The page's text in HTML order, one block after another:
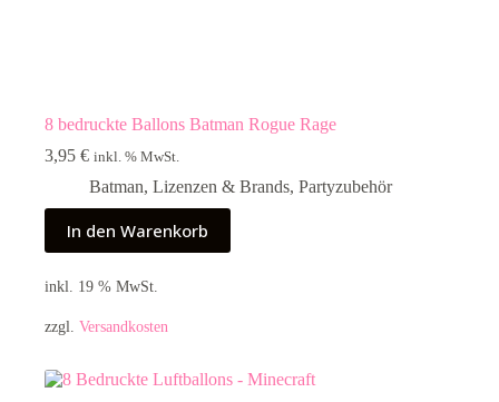
8 bedruckte Ballons Batman Rogue Rage
3,95 € inkl. % MwSt.
Batman, Lizenzen & Brands, Partyzubehör
In den Warenkorb
inkl. 19 % MwSt.
zzgl. Versandkosten